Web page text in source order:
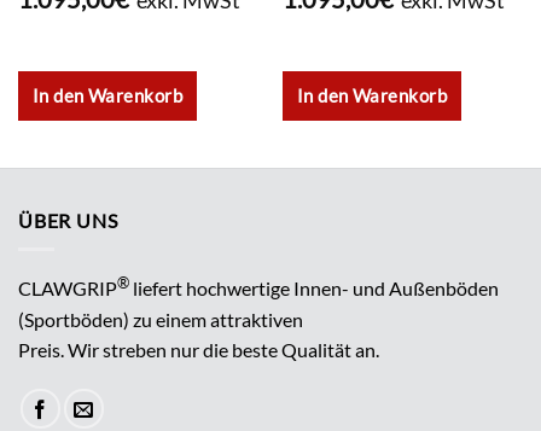
In den Warenkorb In den Warenkorb
ÜBER UNS
CLAWGRIP® liefert hochwertige Innen- und Außenböden
(Sportböden) zu einem attraktiven
Preis. Wir streben nur die beste Qualität an.